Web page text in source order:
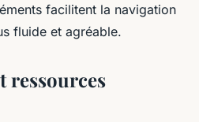
facilitent la navigation
fluide et agréable.
ressources